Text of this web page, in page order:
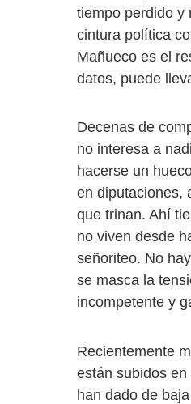
tiempo perdido y
cintura política
Mañueco es el
datos, puede
Decenas de
no interesa a
hacerse un
en diputaciones,
que trinan. Ahí
no viven desde
señoriteo. No
se masca la
incompetente y
Recientemente
están subidos
han dado de